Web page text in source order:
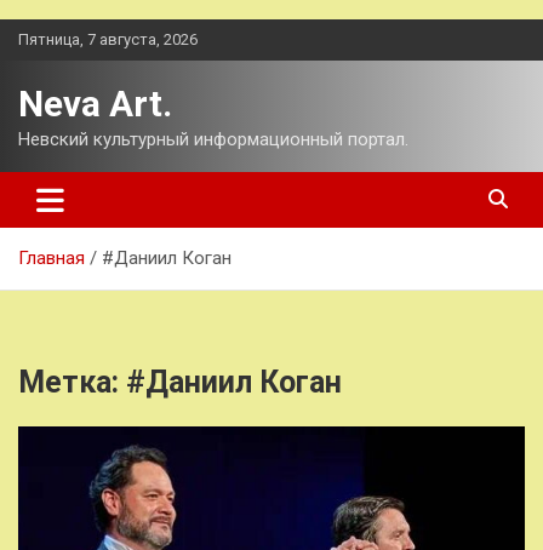
Перейти
Пятница, 7 августа, 2026
Neva Art.
Невский культурный информационный портал.
Главная #Даниил Коган
Метка: #Даниил Коган